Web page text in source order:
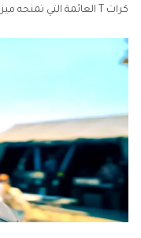
كرات T العائمة التي تمنحه ميزة في المراقبة والمعارك.